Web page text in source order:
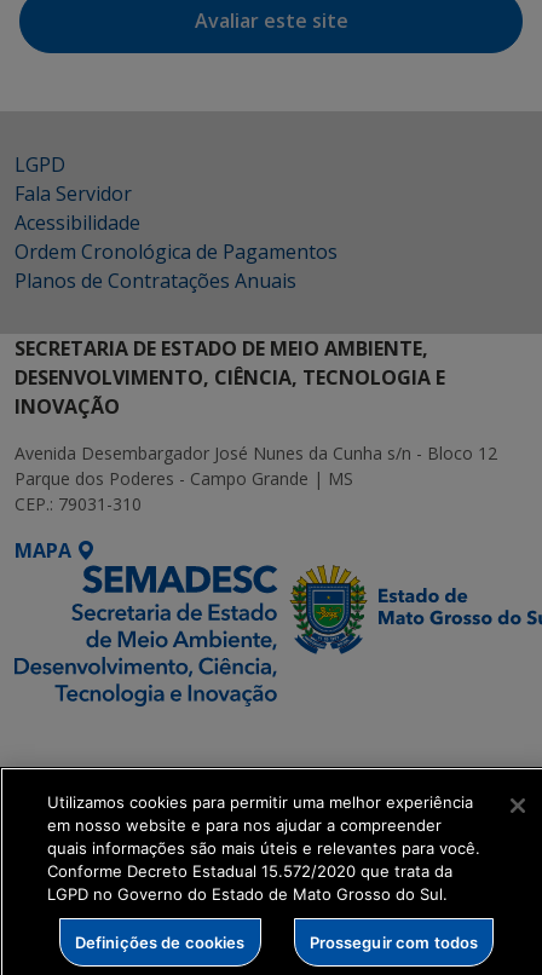
Avaliar este site
LGPD
Fala Servidor
Acessibilidade
Ordem Cronológica de Pagamentos
Planos de Contratações Anuais
SECRETARIA DE ESTADO DE MEIO AMBIENTE,
DESENVOLVIMENTO, CIÊNCIA, TECNOLOGIA E
INOVAÇÃO
Avenida Desembargador José Nunes da Cunha s/n - Bloco 12
Parque dos Poderes - Campo Grande | MS
CEP.: 79031-310
MAPA
Executiva de
Transformação Digital
get_footer();
Utilizamos cookies para permitir uma melhor experiência
em nosso website e para nos ajudar a compreender
quais informações são mais úteis e relevantes para você.
Conforme Decreto Estadual 15.572/2020 que trata da
LGPD no Governo do Estado de Mato Grosso do Sul.
Definições de cookies Prosseguir com todos